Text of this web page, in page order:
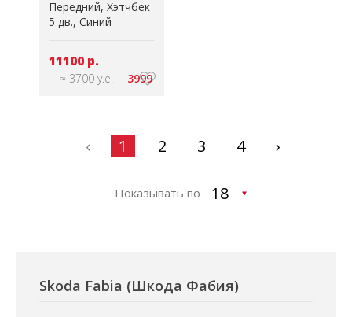
Передний Хэтчбек
5 дв. Синий
11100 р.
≈ 3700 у.е. 3999
‹ 1 2 3 4 ›
Показывать по
Skoda Fabia (Шкода Фабия)